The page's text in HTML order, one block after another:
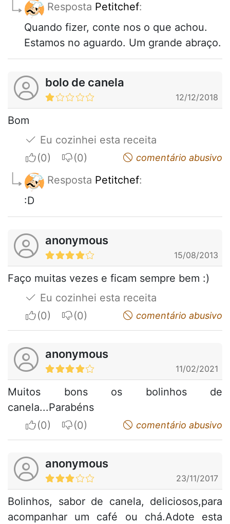
Resposta Petitchef:
Quando fizer, conte nos o que achou.
Estamos no aguardo. Um grande abraço.
bolo de canela
12/12/2018
Bom
Eu cozinhei esta receita
I apreciateI do not appreciatecomentário abusivo
Resposta Petitchef:
:D
anonymous
15/08/2013
Faço muitas vezes e ficam sempre bem :)
Eu cozinhei esta receita
I apreciateI do not appreciatecomentário abusivo
anonymous
11/02/2021
Muitos bons os bolinhos de
canela...Parabéns
I apreciateI do not appreciatecomentário abusivo
anonymous
23/11/2017
Bolinhos, sabor de canela, deliciosos,para
acompanhar um café ou chá.Adote esta